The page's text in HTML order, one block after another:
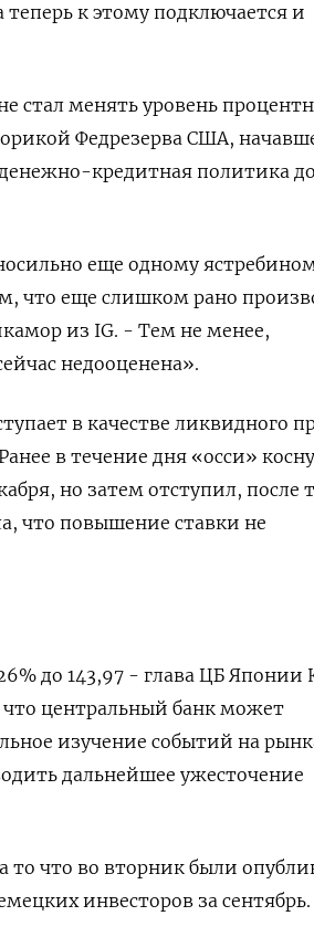
к этому подключается и
стал менять уровень
Федрезерва США,
кредитная политика
еще одному
что еще слишком рано
из IG. - Тем не менее,
недооценена».
в качестве ликвидного
в течение дня «осси»
но затем отступил, после
что повышение ставки не
до 143,97 - глава ЦБ Японии
центральный банк может
изучение событий на
дальнейшее ужесточение
то что во вторник были
инвесторов за сентябрь.